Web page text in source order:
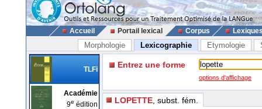
Accueil Portail lexical Corpus
Morphologie Lexicographie Etymologie
TLFi
Académie
9e édition
Entrez une forme
options d'affichage
LOPETTE , subst. fém.